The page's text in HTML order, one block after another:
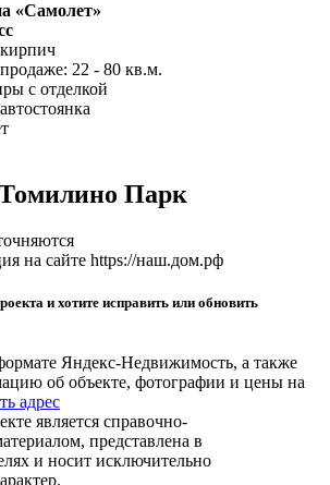
«Самолет»
22 - 80 кв.м.
с отделкой
Парк
на сайте https://наш.дом.рф
и хотите исправить или обновить
Яндекс-Недвижимость, а также
об объекте, фотографии и цены на
адрес
является справочно-
представлена в
и носит исключительно